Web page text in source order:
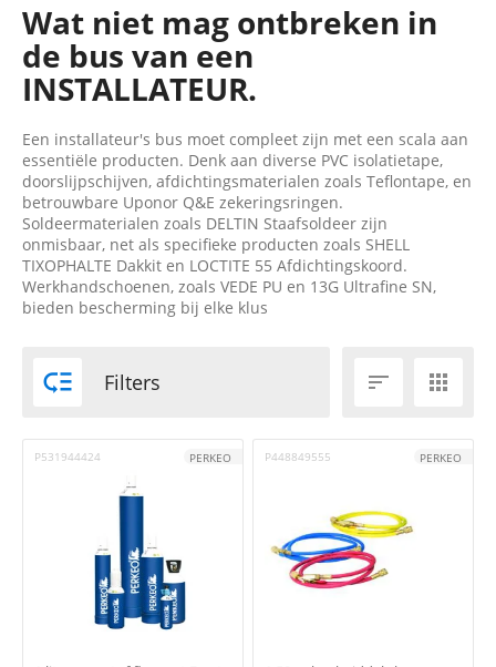
Wat niet mag ontbreken in
de bus van een
INSTALLATEUR.
Een installateur's bus moet compleet zijn met een scala aan
essentiële producten. Denk aan diverse PVC isolatietape,
doorslijpschijven, afdichtingsmaterialen zoals Teflontape, en
betrouwbare Uponor Q&E zekeringsringen.
Soldeermaterialen zoals DELTIN Staafsoldeer zijn
onmisbaar, net als specifieke producten zoals SHELL
TIXOPHALTE Dakkit en LOCTITE 55 Afdichtingskoord.
Werkhandschoenen, zoals VEDE PU en 13G Ultrafine SN,
bieden bescherming bij elke klus
 Filters  
P531944424 PERKEO P448849555 PERKEO